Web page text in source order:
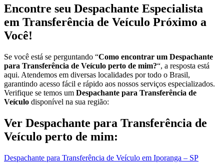
Encontre seu Despachante Especialista
em Transferência de Veículo Próximo a
Você!
Se você está se perguntando “Como encontrar um Despachante
para Transferência de Veículo perto de mim?“, a resposta está
aqui. Atendemos em diversas localidades por todo o Brasil,
garantindo acesso fácil e rápido aos nossos serviços especializados.
Verifique se temos um Despachante para Transferência de
Veículo disponível na sua região:
Ver Despachante para Transferência de
Veículo perto de mim:
Despachante para Transferência de Veículo em Iporanga – SP